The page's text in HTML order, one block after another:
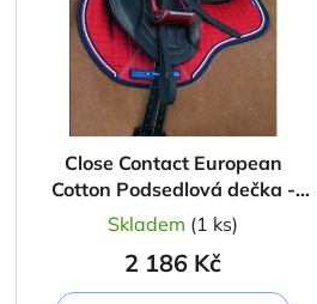
Close Contact European
Cotton Podsedlová dečka -
GP
Skladem (1 ks)
2 186 Kč